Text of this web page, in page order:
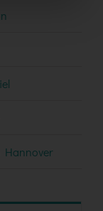
Hannover